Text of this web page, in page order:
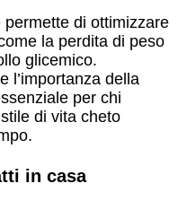
di ottimizzare
la perdita di peso
glicemico.
l’importanza della
per chi
di vita cheto
in casa